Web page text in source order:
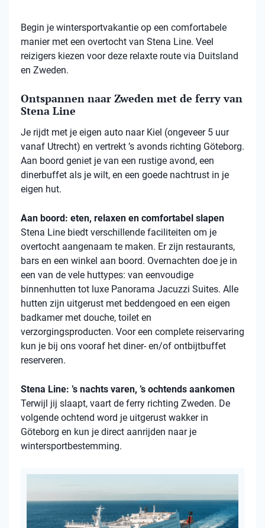
Begin je wintersportvakantie op een comfortabele
manier met een overtocht van Stena Line. Veel
reizigers kiezen voor deze relaxte route via Duitsland
en Zweden.
Ontspannen naar Zweden met de ferry van
Stena Line
Je rijdt met je eigen auto naar Kiel (ongeveer 5 uur
vanaf Utrecht) en vertrekt ’s avonds richting Göteborg.
Aan boord geniet je van een rustige avond, een
dinerbuffet als je wilt, en een goede nachtrust in je
eigen hut.
Aan boord: eten, relaxen en comfortabel slapen
Stena Line biedt verschillende faciliteiten om je
overtocht aangenaam te maken. Er zijn restaurants,
bars en een winkel aan boord. Overnachten doe je in
een van de vele huttypes: van eenvoudige
binnenhutten tot luxe Panorama Jacuzzi Suites. Alle
hutten zijn uitgerust met beddengoed en een eigen
badkamer met douche, toilet en
verzorgingsproducten. Voor een complete reiservaring
kun je bij ons vooraf het diner- en/of ontbijtbuffet
reserveren.
Stena Line: ’s nachts varen, ’s ochtends aankomen
Terwijl jij slaapt, vaart de ferry richting Zweden. De
volgende ochtend word je uitgerust wakker in
Göteborg en kun je direct aanrijden naar je
wintersportbestemming.